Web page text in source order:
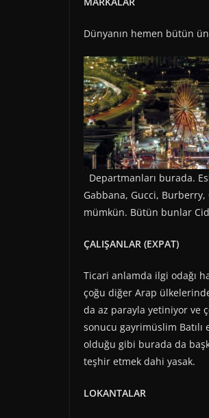
Dünyanın hemen bütün
Departmanları burada.
Gabbana, Gucci,
mümkün. Bütün bunlar
ÇALIŞANLAR (EXPAT)
Ticari anlamda ilgi odağı
çoğu diğer Arap
da az parayla yetiniyor ve
sonucu gayrimüslim Batılı
olduğu gibi burada da
teşhir etmek dahi yasak.
LOKANTALAR